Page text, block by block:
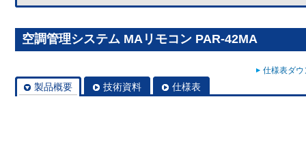
空調管理システム MAリモコン PAR-42MA
仕様表ダ
製品概要 技術資料 仕様表